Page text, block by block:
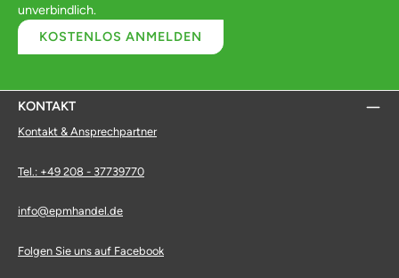
unverbindlich.
KOSTENLOS ANMELDEN
KONTAKT
Kontakt & Ansprechpartner
Tel.: +49 208 - 37739770
info@epmhandel.de
Folgen Sie uns auf Facebook